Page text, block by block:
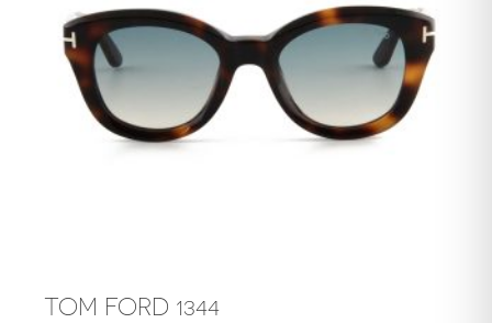
TOM FORD 1344